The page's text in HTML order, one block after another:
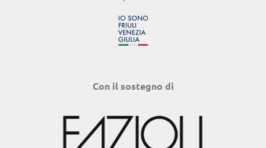
Con il sostegno di